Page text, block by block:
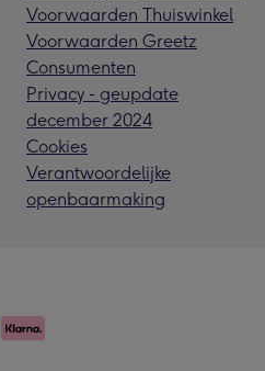
Voorwaarden Thuiswinkel
Voorwaarden Greetz
Consumenten
Privacy - geupdate
december 2024
Cookies
Verantwoordelijke
openbaarmaking